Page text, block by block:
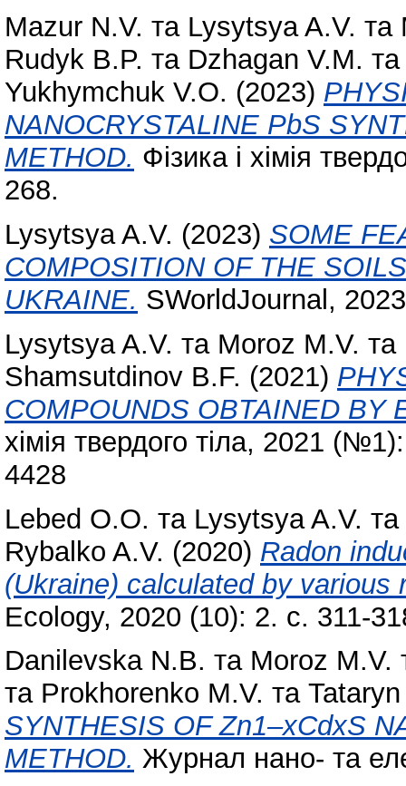
Mazur N.V. та Lysytsya A.V. та
Rudyk B.P. та Dzhagan V.M.
Yukhymchuk V.O. (2023)
NANOCRYSTALINE PbS
METHOD. Фізика і хімія
268.
Lysytsya A.V. (2023) SOME
COMPOSITION OF THE
UKRAINE. SWorldJournal,
Lysytsya A.V. та Moroz M.V. та
Shamsutdinov B.F. (2021)
COMPOUNDS OBTAINED BY
хімія твердого тіла, 2021
4428
Lebed O.O. та Lysytsya A.V. та
Rybalko A.V. (2020) Radon
(Ukraine) calculated by various
Ecology, 2020 (10): 2. с. 311-
Danilevska N.B. та Moroz M.V.
та Prokhorenko M.V. та
SYNTHESIS OF Zn1–xCdxS
METHOD. Журнал нано- та